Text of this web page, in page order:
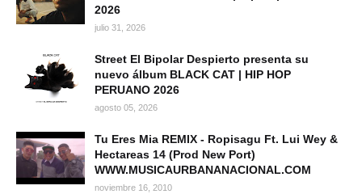
2026
julio 31, 2026
Street El Bipolar Despierto presenta su
nuevo álbum BLACK CAT | HIP HOP
PERUANO 2026
agosto 05, 2026
Tu Eres Mia REMIX - Ropisagu Ft. Lui Wey &
Hectareas 14 (Prod New Port)
WWW.MUSICAURBANANACIONAL.COM
noviembre 16, 2010